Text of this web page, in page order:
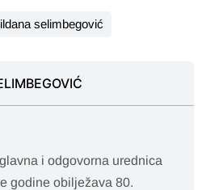
selimbegović
i odgovorna urednica
godine obilježava 80.